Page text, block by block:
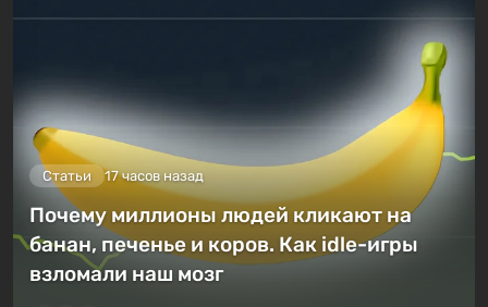
Статьи 17 часов назад
Почему миллионы людей кликают на
банан, печенье и коров. Как idle-игры
взломали наш мозг